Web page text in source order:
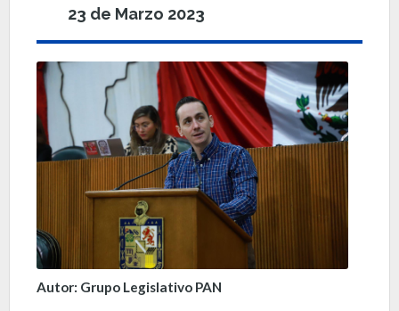
23 de Marzo 2023
Autor: Grupo Legislativo PAN